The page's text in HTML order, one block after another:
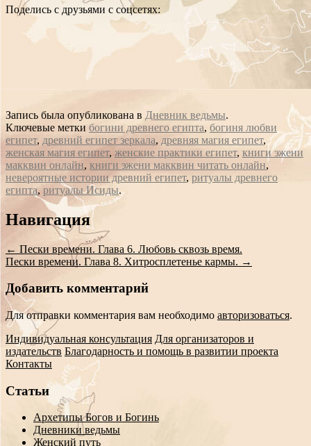
Поделись с друзьями с соцсетях:
Запись была опубликована в Дневник ведьмы.
Ключевые метки богини древнего египта, богиня любви
египет, древний египет зеркала, древняя магия египет,
женская магия египет, женские практики египет, книги эжени
макквин онлайн, книги эжени макквин читать онлайн,
невероятные истории древний египет, ритуалы древнего
египта,ритуалы Исиды.
Сообщение
навигации
Навигация
← Пески времени. Глава 6. Любовь сквозь время.
Пески времени. Глава 8. Хитросплетенье кармы. →
Добавить комментарий
Для отправки комментария вам необходимо авторизоваться.
Индивидуальная консультация Для организаторов и
издательств Благодарность и помощь в развитии проекта
Контакты
Статьи
Архетипы Богов и Богинь
Дневники ведьмы
Женский путь